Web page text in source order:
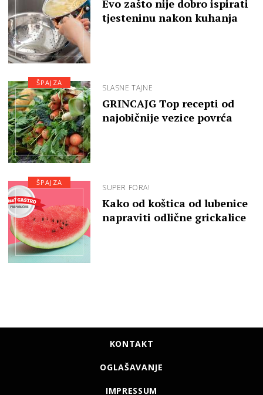
Evo zašto nije dobro ispirati
tjesteninu nakon kuhanja
SLASNE TAJNE
GRINCAJG Top recepti od
najobičnije vezice povrća
ŠPAJZA
SUPER FORA!
Kako od koštica od lubenice
napraviti odlične grickalice
ŠPAJZA
KONTAKT
OGLAŠAVANJE
IMPRESSUM